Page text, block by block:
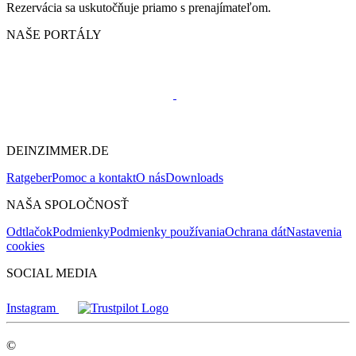
Rezervácia sa uskutočňuje priamo s prenajímateľom.
NAŠE PORTÁLY
DEINZIMMER.DE
RatgeberPomoc a kontaktO násDownloads
NAŠA SPOLOČNOSŤ
OdtlačokPodmienkyPodmienky používaniaOchrana dátNastavenia
cookies
SOCIAL MEDIA
Instagram
©